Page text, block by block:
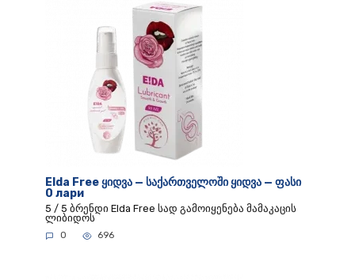
Elda Free ყიდვა — საქართველოში ყიდვა — ფასი
0 лари
5 / 5 ბრენდი Elda Free სად გამოიყენება მამაკაცის
ლიბიდოს
0 696